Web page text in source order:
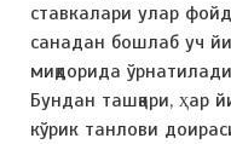
ставкалари улар
санадан бошлаб уч
миқдорида
Бундан ташқари, ҳар
кўрик танлови